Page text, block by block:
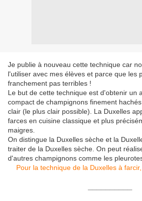
Je publie à nouveau cette technique car
l'utiliser avec mes élèves et parce que les
franchement pas terribles !
Le but de cette technique est d'obtenir un
compact de champignons finement
clair (le plus clair possible). La Duxelles
farces en cuisine classique et plus
maigres.
On distingue la Duxelles sèche et la
traiter de la Duxelles sèche. On peut
d'autres champignons comme les
Pour la technique de la Duxelles à